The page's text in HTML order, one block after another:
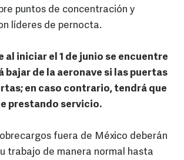
puntos de concentración y
líderes de pernocta.
al iniciar el 1 de junio se encuentre
bajar de la aeronave si las puertas
en caso contrario, tendrá que
prestando servicio.
fuera de México deberán
trabajo de manera normal hasta